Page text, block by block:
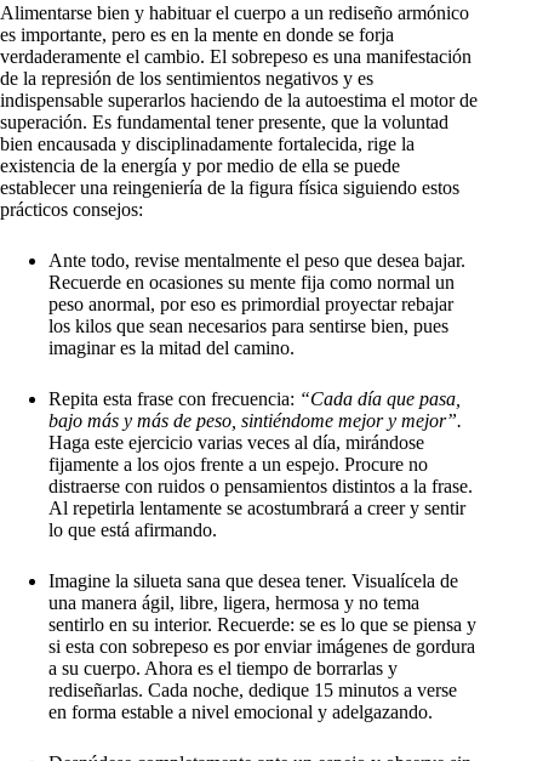
Alimentarse bien y habituar el cuerpo a un rediseño armónico
es importante, pero es en la mente en donde se forja
verdaderamente el cambio. El sobrepeso es una manifestación
de la represión de los sentimientos negativos y es
indispensable superarlos haciendo de la autoestima el motor de
superación. Es fundamental tener presente, que la voluntad
bien encausada y disciplinadamente fortalecida, rige la
existencia de la energía y por medio de ella se puede
establecer una reingeniería de la figura física siguiendo estos
prácticos consejos:
Ante todo, revise mentalmente el peso que desea bajar.
Recuerde en ocasiones su mente fija como normal un
peso anormal, por eso es primordial proyectar rebajar
los kilos que sean necesarios para sentirse bien, pues
imaginar es la mitad del camino.
Repita esta frase con frecuencia: “Cada día que pasa,
bajo más y más de peso, sintiéndome mejor y mejor”.
Haga este ejercicio varias veces al día, mirándose
fijamente a los ojos frente a un espejo. Procure no
distraerse con ruidos o pensamientos distintos a la frase.
Al repetirla lentamente se acostumbrará a creer y sentir
lo que está afirmando.
Imagine la silueta sana que desea tener. Visualícela de
una manera ágil, libre, ligera, hermosa y no tema
sentirlo en su interior. Recuerde: se es lo que se piensa y
si esta con sobrepeso es por enviar imágenes de gordura
a su cuerpo. Ahora es el tiempo de borrarlas y
rediseñarlas. Cada noche, dedique 15 minutos a verse
en forma estable a nivel emocional y adelgazando.